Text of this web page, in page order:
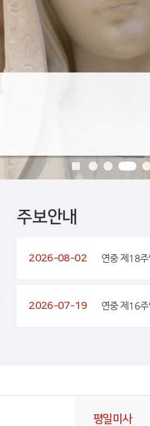
주보안내
2026-08-02 연중 제18주
2026-07-19 연중 제16
평일미사